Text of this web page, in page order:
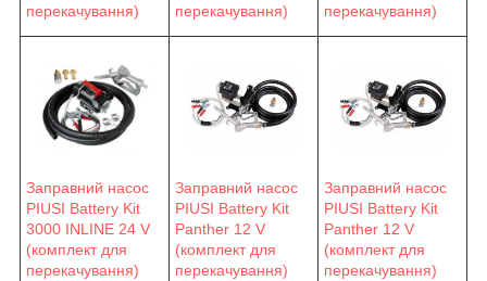
перекачування)
перекачування)
перекачування)
Заправний насос
PIUSI Battery Kit
3000 INLINE 24 V
(комплект для
перекачування)
Заправний насос
PIUSI Battery Kit
Panther 12 V
(комплект для
перекачування)
Заправний насос
PIUSI Battery Kit
Panther 12 V
(комплект для
перекачування)